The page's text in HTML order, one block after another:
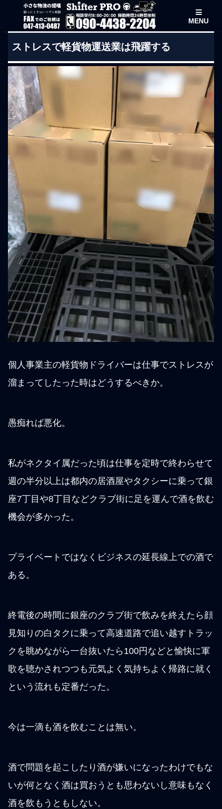
MENU
ストレスで軽貨物運送業は飛躍する
個人事業主の軽貨物ドライバーは仕事でストレスが
溜まってしたった時はどうするべきか。
愚痴れば悪化。
私がネクタイ属だった頃は仕事を定時で終わらせて
週の半分以上は都内の居酒屋やタクシーに乗って銀
座7丁目や8丁目などクラブ街に足を運んで酒を飲む
機会が多かった。
プライベートではなくビジネスの延長線上での酒で
ある。
終電後の時間に銀座のクラブ街で飲みを終えたら顔
見知りの白タクに乗って高速道路で追い越すトラッ
クを眺めながら一台抜いたら100円などと愉快に軍
歌を聴かされつつも元気よく気持ちよく帰路に就く
という流れも定番だった。
今は一滴も酒を飲むことは無い。
酒で問題を起こしたり酒が嫌いになったわけでもな
いが何となく酒は買おうとも思わないし意味もなく
酒を飲もうともしない。